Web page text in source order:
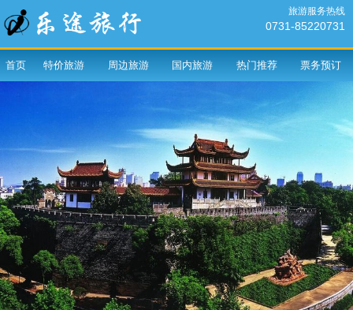
旅游服务热线
0731-85220731
首页 特价旅游 周边旅游 国内旅游 热门推荐 票务预订